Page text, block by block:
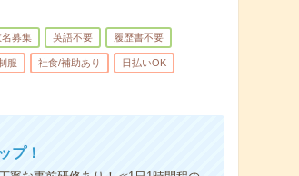
名募集 英語不要 履歴書不要
服 社食/補助あり 日払いOK
プ！